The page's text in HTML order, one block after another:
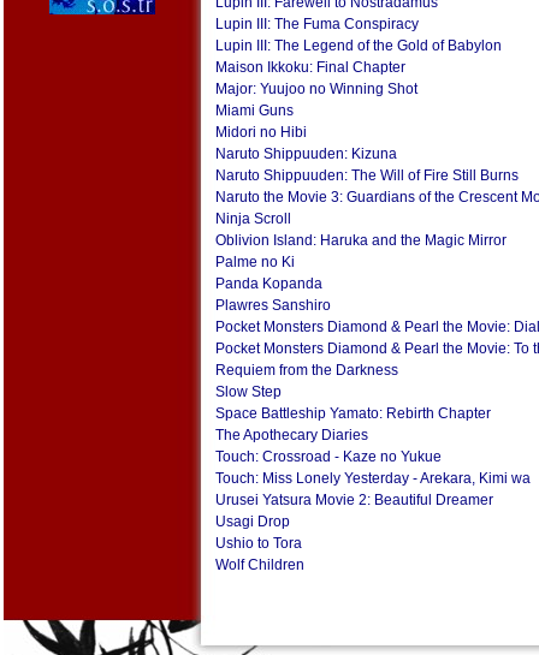
Lupin III: The Fuma Conspiracy
Lupin III: The Legend of the Gold of Babylon
Maison Ikkoku: Final Chapter
Major: Yuujoo no Winning Shot
Miami Guns
Midori no Hibi
Naruto Shippuuden: Kizuna
Naruto Shippuuden: The Will of Fire Still Burns
Naruto the Movie 3: Guardians of the Crescent
Ninja Scroll
Oblivion Island: Haruka and the Magic Mirror
Palme no Ki
Panda Kopanda
Plawres Sanshiro
Pocket Monsters Diamond & Pearl the Movie:
Pocket Monsters Diamond & Pearl the Movie: To
Requiem from the Darkness
Slow Step
Space Battleship Yamato: Rebirth Chapter
The Apothecary Diaries
Touch: Crossroad - Kaze no Yukue
Touch: Miss Lonely Yesterday - Arekara, Kimi wa
Urusei Yatsura Movie 2: Beautiful Dreamer
Usagi Drop
Ushio to Tora
Wolf Children